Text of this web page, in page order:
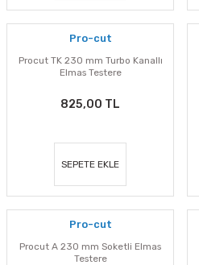
Pro-cut
Procut TK 230 mm Turbo Kanallı
Elmas Testere
825,00 TL
SEPETE EKLE
Pro-cut
Procut A 230 mm Soketli Elmas
Testere